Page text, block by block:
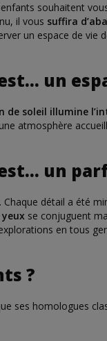
souhaitent
il vous suffira
un espace de vie
un
de soleil illumine
atmosphère
un
Chaque détail a été
se conjuguent
en tous
?
ses homologues